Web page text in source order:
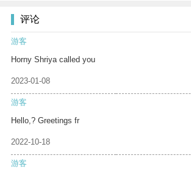
评论
游客
Horny Shriya called you
2023-01-08
游客
Hello,? Greetings fr
2022-10-18
游客